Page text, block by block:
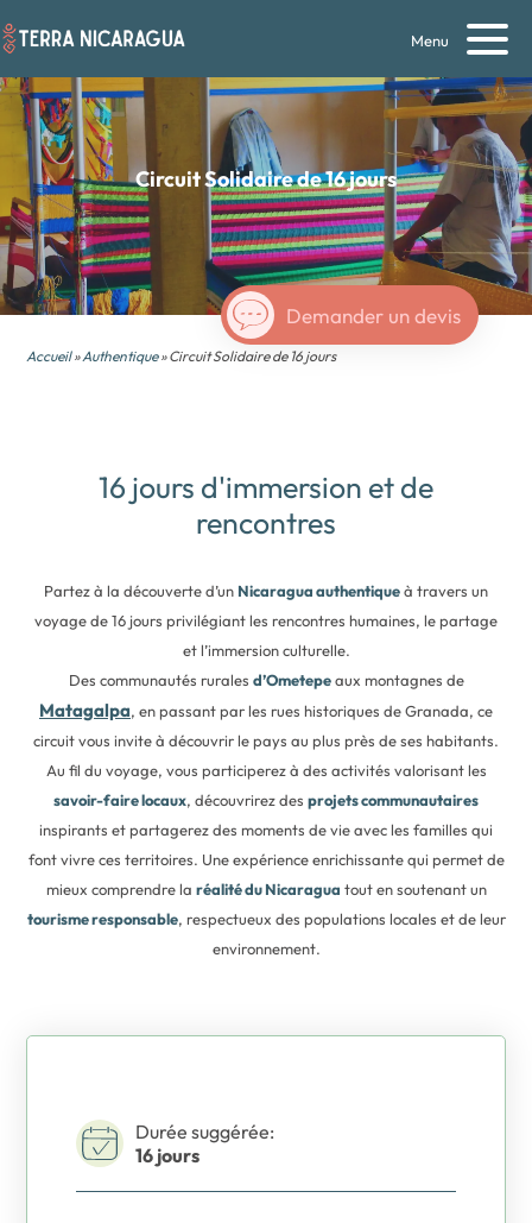
Menu
Circuit Solidaire de 16 jours
Demander un devis
Accueil»Authentique» Circuit Solidaire de 16 jours
16 jours d'immersion et de
rencontres
Partez à la découverte d’un Nicaragua authentiqueà travers un
voyage de 16 jours privilégiant les rencontres humaines, le partage
et l’immersion culturelle.
Des communautés rurales d’Ometepeaux montagnes de
Matagalpa, en passant par les rues historiques de Granada, ce
circuit vous invite à découvrir le pays au plus près de ses habitants.
Au fil du voyage, vous participerez à des activités valorisant les
savoir-faire locaux, découvrirez des projets communautaires
inspirants et partagerez des moments de vie avec les familles qui
font vivre ces territoires. Une expérience enrichissante qui permet de
mieux comprendre la réalité du Nicaragua tout en soutenant un
tourisme responsable, respectueux des populations locales et de leur
environnement.
Durée suggérée:
16 jours